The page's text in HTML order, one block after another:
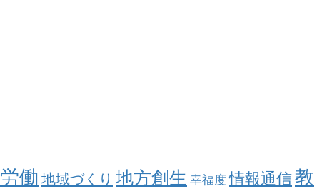
労働 地域づくり 地方創生 幸福度 情報通信教